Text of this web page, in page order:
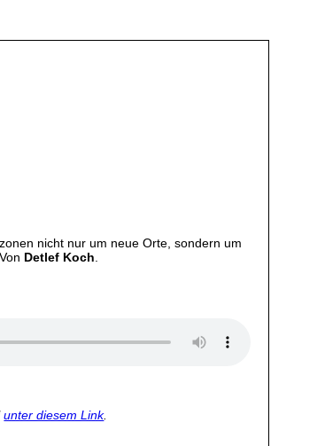
nicht nur um neue Orte, sondern um
Detlef Koch
unter diesem Link.